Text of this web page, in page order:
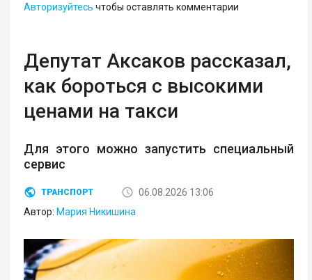
Авторизуйтесь чтобы оставлять комментарии
Депутат Аксаков рассказал,
как бороться с высокими
ценами на такси
Для этого можно запустить специальный
сервис
ТРАНСПОРТ
06.08.2026 13:06
Автор: Мария Никишина